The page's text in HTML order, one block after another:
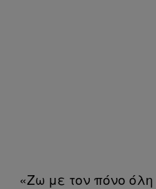
«Ζω με τον πόνο